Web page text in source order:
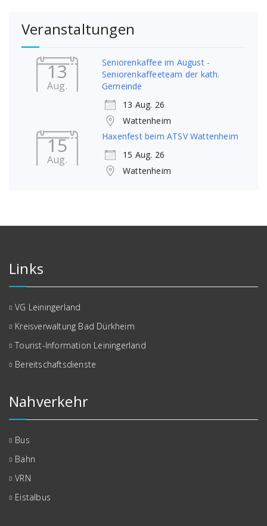
Veranstaltungen
13
Aug.
Seniorenkaffee im August -
Seniorenkaffeeteam der kath.
Gemeinde
13 Aug. 26
Wattenheim
15
Aug.
Haxenfest beim ATSV Wattenheim
15 Aug. 26
Wattenheim
Links
VG Leiningerland
Kreisverwaltung Bad Dürkheim
Tourist-Information Leiningerland
Bereitschaftsdienste
Nahverkehr
Bus
Bahn
VRN
Eistalbus